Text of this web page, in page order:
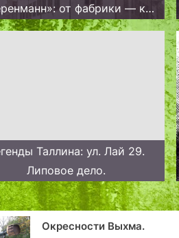
от фабрики — к
художеств. Таллин
Таллина: ул. Лай 29.
Липовое дело.
Морская крепость